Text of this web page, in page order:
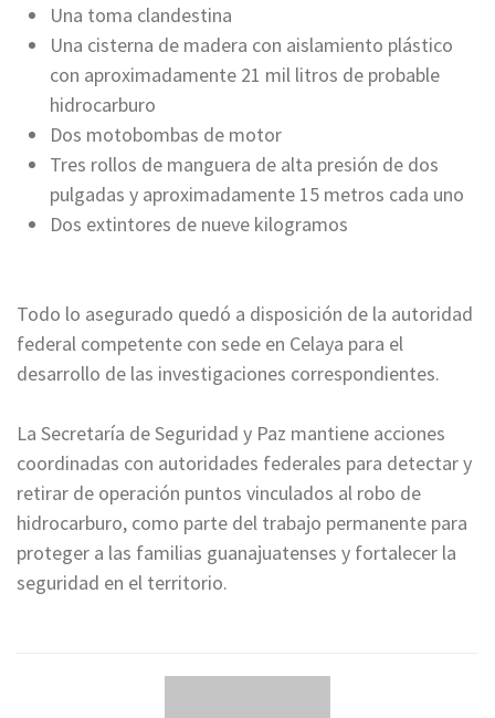
Una toma clandestina
Una cisterna de madera con aislamiento plástico
con aproximadamente 21 mil litros de probable
hidrocarburo
Dos motobombas de motor
Tres rollos de manguera de alta presión de dos
pulgadas y aproximadamente 15 metros cada uno
Dos extintores de nueve kilogramos
Todo lo asegurado quedó a disposición de la autoridad
federal competente con sede en Celaya para el
desarrollo de las investigaciones correspondientes.
La Secretaría de Seguridad y Paz mantiene acciones
coordinadas con autoridades federales para detectar y
retirar de operación puntos vinculados al robo de
hidrocarburo, como parte del trabajo permanente para
proteger a las familias guanajuatenses y fortalecer la
seguridad en el territorio.